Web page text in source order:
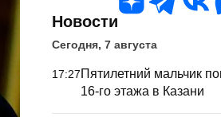
Новости
Сегодня, 7 августа
17:27Пятилетний мальчик
16-го этажа в Казани